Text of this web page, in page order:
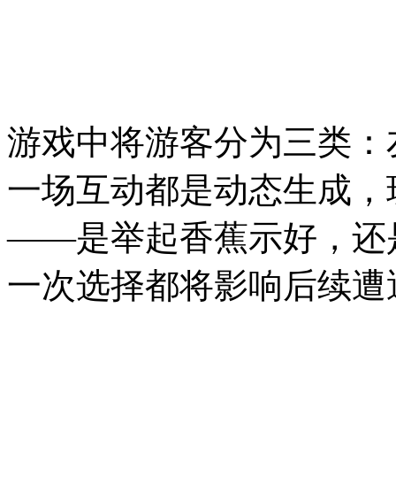
游戏中将游客分为三类
一场互动都是动态生成
——是举起香蕉示好，还
一次选择都将影响后续